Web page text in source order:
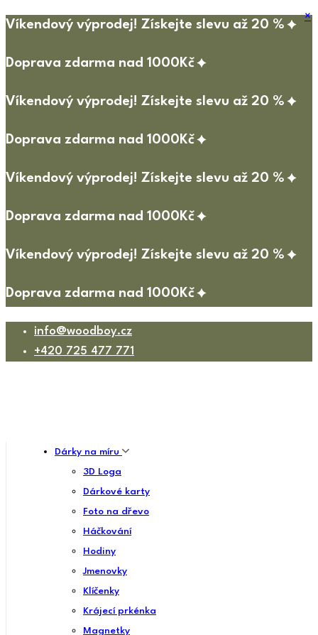
Víkendový výprodej! Získejte slevu až 20 %
Doprava zdarma nad 1000Kč
Víkendový výprodej! Získejte slevu až 20 %
Doprava zdarma nad 1000Kč
Víkendový výprodej! Získejte slevu až 20 %
Doprava zdarma nad 1000Kč
Víkendový výprodej! Získejte slevu až 20 %
Doprava zdarma nad 1000Kč
info@woodboy.cz
+420 725 477 771
Dárky na míru
3D Loga
Dárkové karty
Foto na dřevo
Háčkování
Hodiny
Jmenovky
Klíčenky
Krájecí prkénka
Magnetky
×